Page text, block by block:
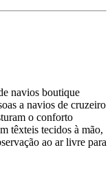
navios boutique
a navios de cruzeiro
o conforto
têxteis tecidos à mão,
ao ar livre para